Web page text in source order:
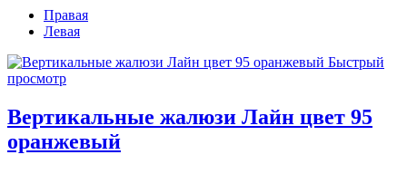
Правая
Левая
Быстрый
просмотр
Вертикальные жалюзи Лайн цвет 95
оранжевый